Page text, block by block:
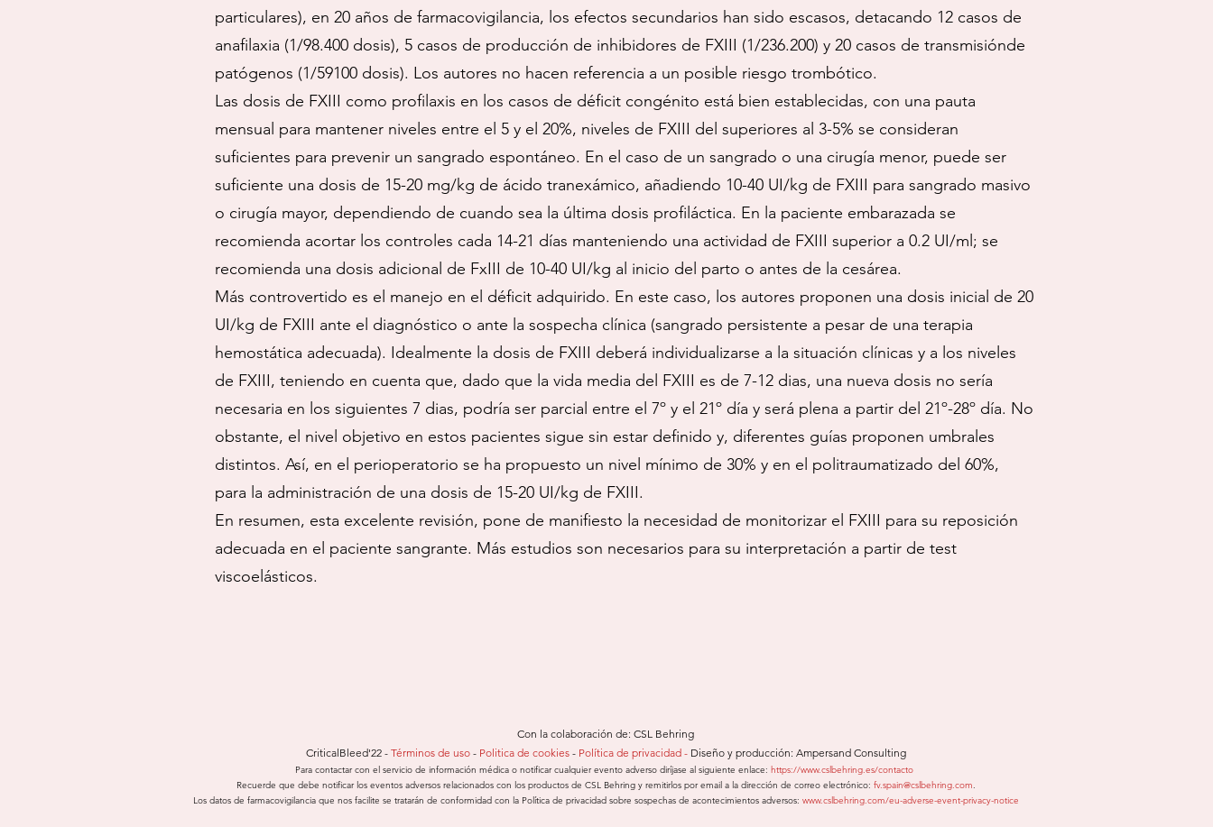
particulares), en 20 años de farmacovigilancia, los efectos secundarios han sido escasos, detacando 12 casos de
anafilaxia (1/98.400 dosis), 5 casos de producción de inhibidores de FXIII (1/236.200) y 20 casos de transmisiónde
patógenos (1/59100 dosis). Los autores no hacen referencia a un posible riesgo trombótico.
Las dosis de FXIII como profilaxis en los casos de déficit congénito está bien establecidas, con una pauta
mensual para mantener niveles entre el 5 y el 20%, niveles de FXIII del superiores al 3-5% se consideran
suficientes para prevenir un sangrado espontáneo. En el caso de un sangrado o una cirugía menor, puede ser
suficiente una dosis de 15-20 mg/kg de ácido tranexámico, añadiendo 10-40 UI/kg de FXIII para sangrado masivo
o cirugía mayor, dependiendo de cuando sea la última dosis profiláctica. En la paciente embarazada se
recomienda acortar los controles cada 14-21 días manteniendo una actividad de FXIII superior a 0.2 UI/ml; se
recomienda una dosis adicional de FxIII de 10-40 UI/kg al inicio del parto o antes de la cesárea.
Más controvertido es el manejo en el déficit adquirido. En este caso, los autores proponen una dosis inicial de 20
UI/kg de FXIII ante el diagnóstico o ante la sospecha clínica (sangrado persistente a pesar de una terapia
hemostática adecuada). Idealmente la dosis de FXIII deberá individualizarse a la situación clínicas y a los niveles
de FXIII, teniendo en cuenta que, dado que la vida media del FXIII es de 7-12 dias, una nueva dosis no sería
necesaria en los siguientes 7 dias, podría ser parcial entre el 7º y el 21º día y será plena a partir del 21º-28º día. No
obstante, el nivel objetivo en estos pacientes sigue sin estar definido y, diferentes guías proponen umbrales
distintos. Así, en el perioperatorio se ha propuesto un nivel mínimo de 30% y en el politraumatizado del 60%,
para la administración de una dosis de 15-20 UI/kg de FXIII.
En resumen, esta excelente revisión, pone de manifiesto la necesidad de monitorizar el FXIII para su reposición
adecuada en el paciente sangrante. Más estudios son necesarios para su interpretación a partir de test
viscoelásticos.
Con la colaboración de: CSL Behring
CriticalBleed'22 - Términos de uso - Politica de cookies - Política de privacidad - Diseño y producción: Ampersand Consulting
Para contactar con el servicio de información médica o notificar cualquier evento adverso diríjase al siguiente enlace: https://www.cslbehring.es/contacto
Recuerde que debe notificar los eventos adversos relacionados con los productos de CSL Behring y remitirlos por email a la dirección de correo electrónico: fv.spain@cslbehring.com.
Los datos de farmacovigilancia que nos facilite se tratarán de conformidad con la Política de privacidad sobre sospechas de acontecimientos adversos: www.cslbehring.com/eu-adverse-event-privacy-notice